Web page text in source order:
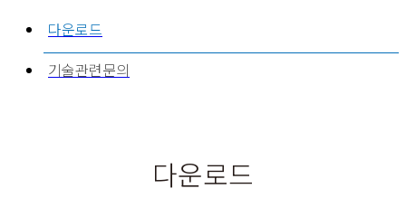
다운로드
기술관련문의
다운로드